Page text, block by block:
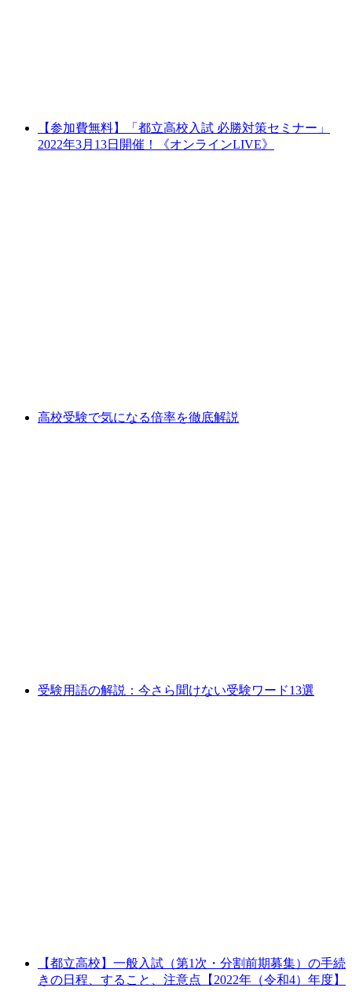
【参加費無料】「都立高校入試 必勝対策セミナー」
2022年3月13日開催！《オンラインLIVE》
高校受験で気になる倍率を徹底解説
受験用語の解説：今さら聞けない受験ワード13選
【都立高校】一般入試（第1次・分割前期募集）の手続
きの日程、すること、注意点【2022年（令和4）年度】